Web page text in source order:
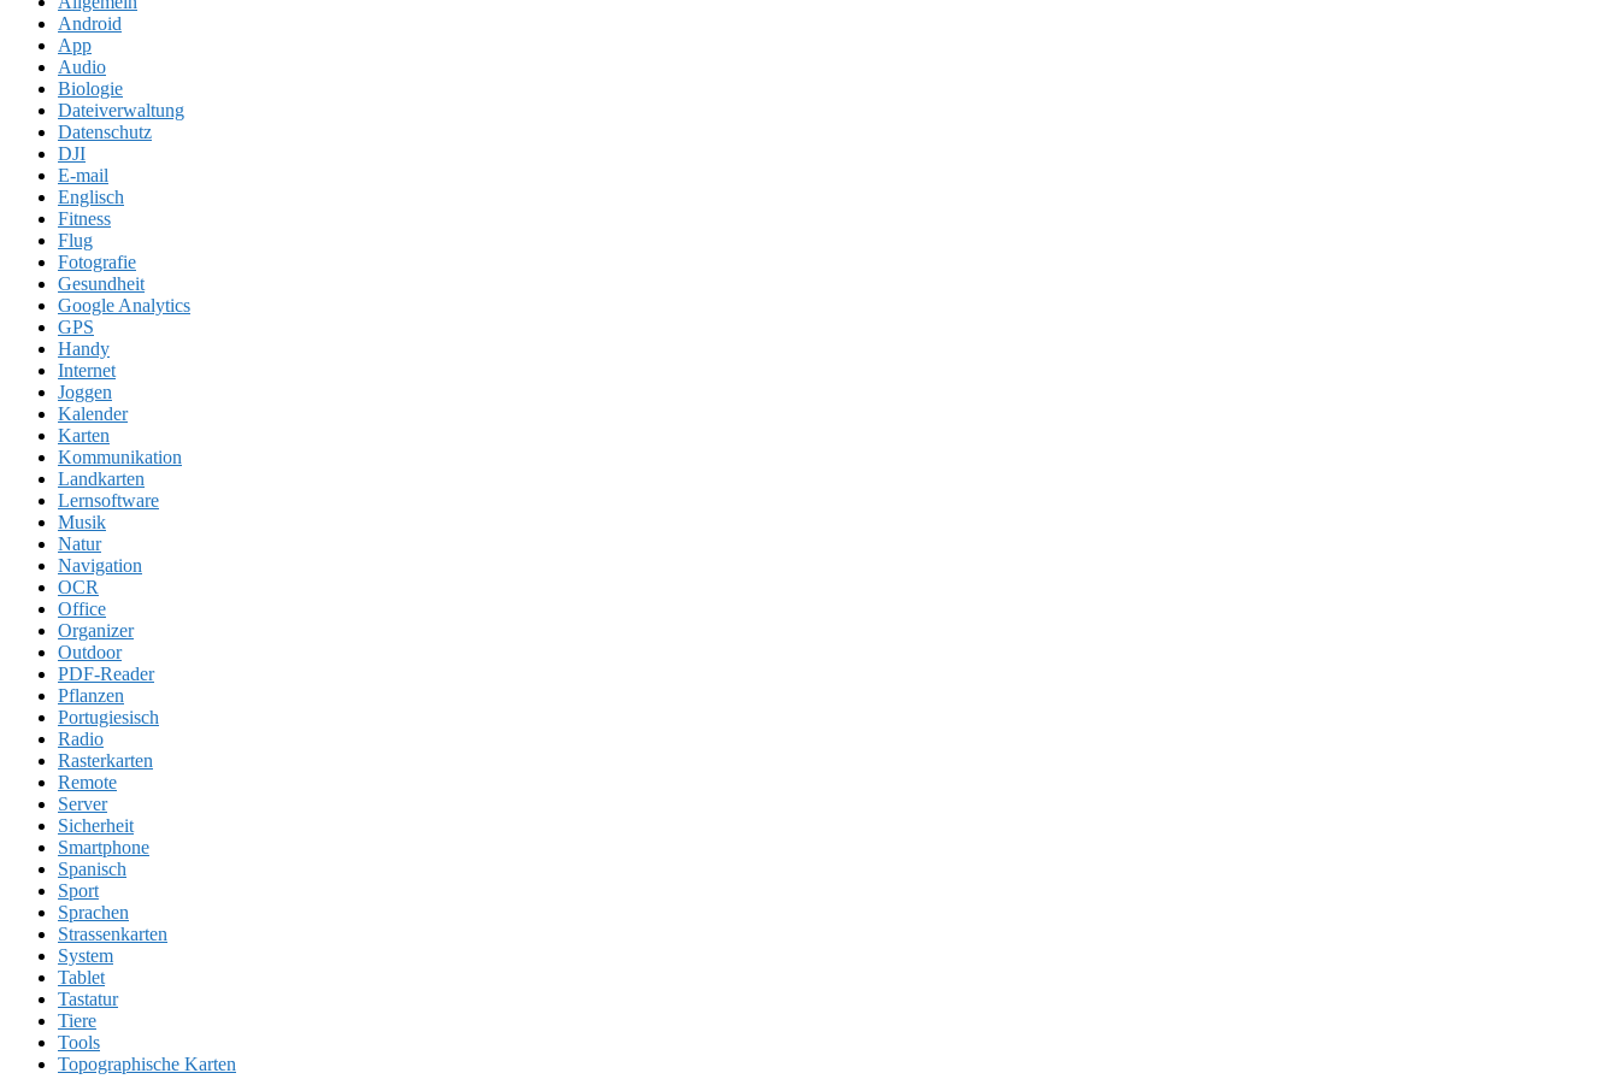
Android
App
Audio
Biologie
Dateiverwaltung
Datenschutz
DJI
E-mail
Englisch
Fitness
Flug
Fotografie
Gesundheit
Google Analytics
GPS
Handy
Internet
Joggen
Kalender
Karten
Kommunikation
Landkarten
Lernsoftware
Musik
Natur
Navigation
OCR
Office
Organizer
Outdoor
PDF-Reader
Pflanzen
Portugiesisch
Radio
Rasterkarten
Remote
Server
Sicherheit
Smartphone
Spanisch
Sport
Sprachen
Strassenkarten
System
Tablet
Tastatur
Tiere
Tools
Topographische Karten